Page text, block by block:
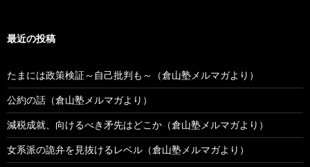
最近の投稿
たまには政策検証～自己批判も～（倉山塾メルマガより）
公約の話（倉山塾メルマガより）
減税成就、向けるべき矛先はどこか（倉山塾メルマガより）
女系派の詭弁を見抜けるレベル（倉山塾メルマガより）